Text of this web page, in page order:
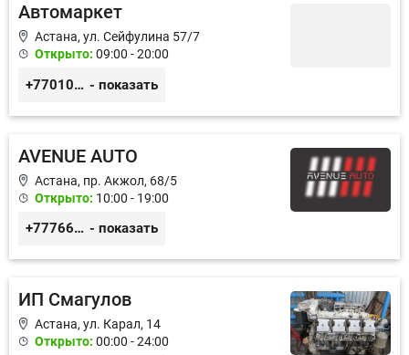
Автомаркет
Астана, ул. Сейфулина 57/7
Открыто: 09:00 - 20:00
+77010626565 - показать
AVENUE AUTO
Астана, пр. Акжол, 68/5
Открыто: 10:00 - 19:00
+77766857788 - показать
ИП Смагулов
Астана, ул. Карал, 14
Открыто: 00:00 - 24:00